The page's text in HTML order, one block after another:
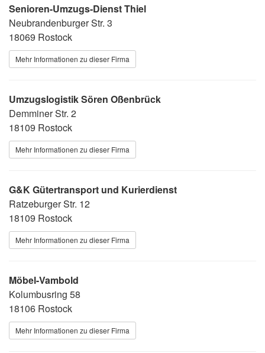
Senioren-Umzugs-Dienst Thiel
Neubrandenburger Str. 3
18069 Rostock
Mehr Informationen zu dieser Firma
Umzugslogistik Sören Oßenbrück
Demminer Str. 2
18109 Rostock
Mehr Informationen zu dieser Firma
G&K Gütertransport und Kurierdienst
Ratzeburger Str. 12
18109 Rostock
Mehr Informationen zu dieser Firma
Möbel-Vambold
Kolumbusring 58
18106 Rostock
Mehr Informationen zu dieser Firma